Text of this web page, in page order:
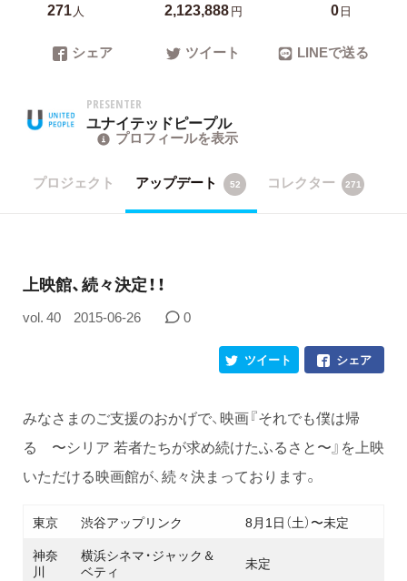
271人 2,123,888円 0日
シェア ツイート LINEで送る
PRESENTER
ユナイテッドピープル
プロフィールを表示
プロジェクト アップデート 52 コレクター 271
上映館、続々決定！！
vol. 40 2015-06-26 0
シェア
ツイート
みなさまのご支援のおかげで、映画『それでも僕は帰
る 〜シリア 若者たちが求め続けたふるさと〜』を上映
いただける映画館が、続々決まっております。
東京 渋谷アップリンク
8月1日（土）〜未定
神奈
川
横浜シネマ・ジャック＆
ベティ
未定